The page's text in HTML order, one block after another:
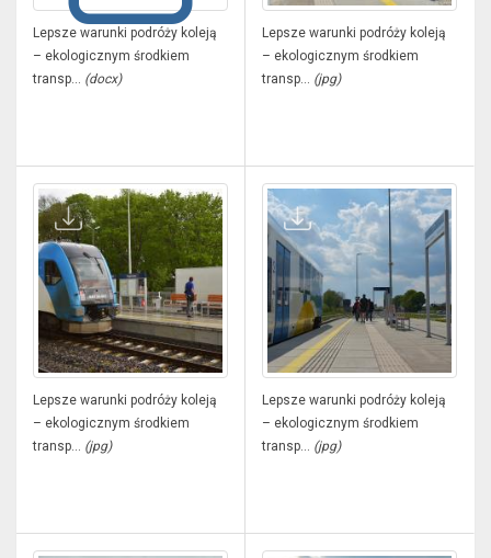
Lepsze warunki podróży koleją
– ekologicznym środkiem
transp... (docx)
Lepsze warunki podróży koleją
– ekologicznym środkiem
transp... (jpg)
Lepsze warunki podróży koleją
– ekologicznym środkiem
transp... (jpg)
Lepsze warunki podróży koleją
– ekologicznym środkiem
transp... (jpg)